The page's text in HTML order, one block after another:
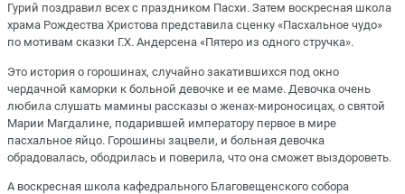
Гурий поздравил всех с праздником Пасхи. Затем воскресная школа
храма Рождества Христова представила сценку «Пасхальное чудо»
по мотивам сказки Г.Х. Андерсена «Пятеро из одного стручка».
Это история о горошинах, случайно закатившихся под окно
чердачной каморки к больной девочке и ее маме. Девочка очень
любила слушать мамины рассказы о женах-мироносицах, о святой
Марии Магдалине, подарившей императору первое в мире
пасхальное яйцо. Горошины зацвели, и больная девочка
обрадовалась, ободрилась и поверила, что она сможет выздороветь.
А воскресная школа кафедрального Благовещенского собора